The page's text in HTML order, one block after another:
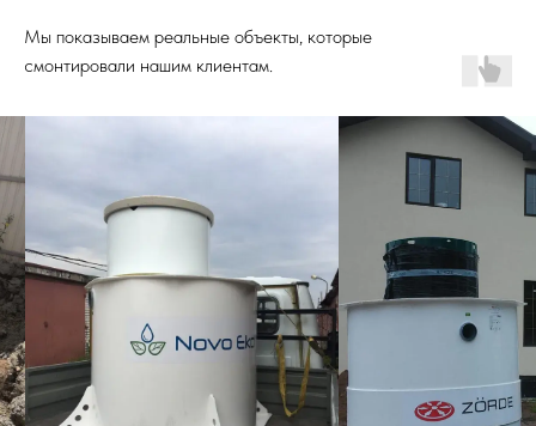
Мы показываем реальные объекты, которые
смонтировали нашим клиентам.